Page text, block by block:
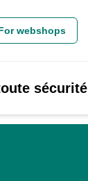
webshops
sécurité